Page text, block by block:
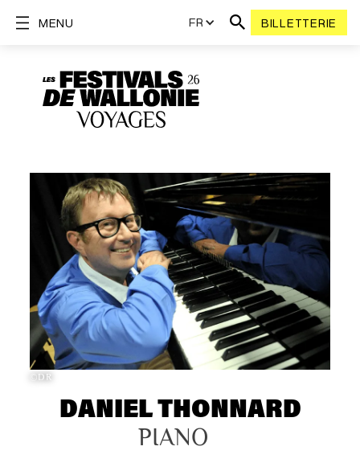
FR BILLETTERIE
MENU
©DR
DANIEL THONNARD
PIANO